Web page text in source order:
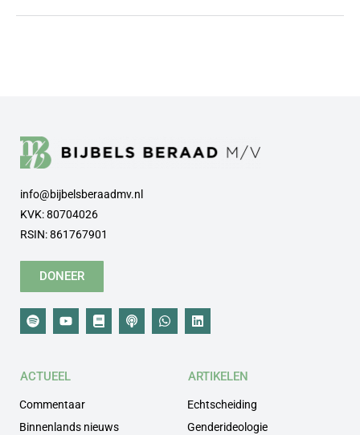
info@bijbelsberaadmv.nl
KVK: 80704026
RSIN: 861767901
DONEER
ACTUEEL
Commentaar
Binnenlands nieuws
ARTIKELEN
Echtscheiding
Genderideologie